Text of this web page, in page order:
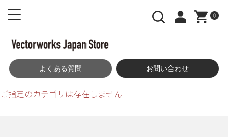
0
よくある質問 お問い合わせ
ご指定のカテゴリは存在しません